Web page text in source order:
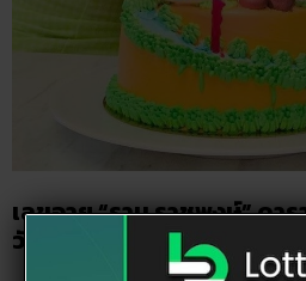
เลขอายุ “ราม ราชพงษ์” ดา
วัย 75 ปี